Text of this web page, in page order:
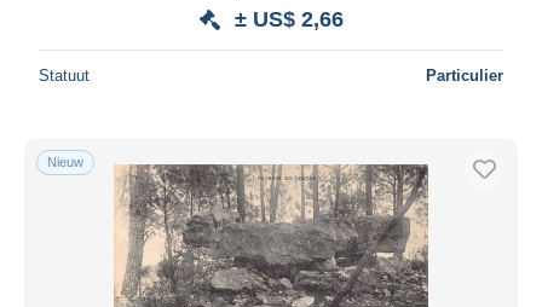
± US$ 2,66
Statuut Particulier
Nieuw